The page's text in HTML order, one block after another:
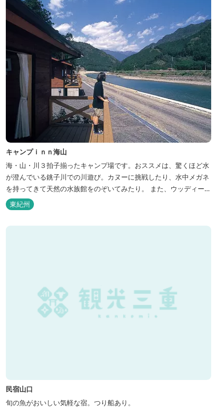
キャンプｉｎｎ海山
海・山・川３拍子揃ったキャンプ場です。おススメは、驚くほど水
が澄んでいる銚子川での川遊び。カヌーに挑戦したり、水中メガネ
を持ってきて天然の水族館をのぞいてみたり。 また、ウッディーク
ラフト教室やストーンクラフト教室など各種イベントも盛りだくさ
ん。森林浴を楽しんだり、一日中遊び、ゆったりできます。 紀北町
東紀州
民宿山口
旬の魚がおいしい気軽な宿。つり船あり。